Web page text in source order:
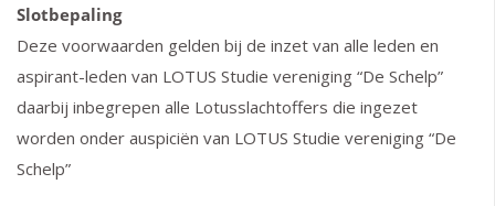
Slotbepaling
Deze voorwaarden gelden bij de inzet van alle leden en
aspirant-leden van LOTUS Studie vereniging “De Schelp”
daarbij inbegrepen alle Lotusslachtoffers die ingezet
worden onder auspiciën van LOTUS Studie vereniging “De
Schelp”